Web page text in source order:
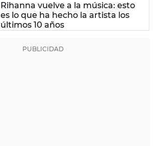
Rihanna vuelve a la música: esto
es lo que ha hecho la artista los
últimos 10 años